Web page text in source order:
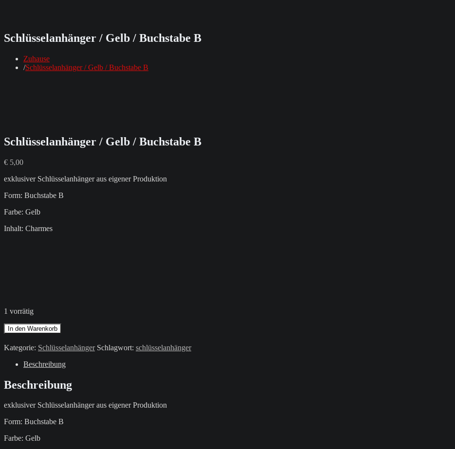
Schlüsselanhänger / Gelb / Buchstabe B
Zuhause
Schlüsselanhänger / Gelb / Buchstabe B
Schlüsselanhänger / Gelb / Buchstabe B
€ 5,00
exklusiver Schlüsselanhänger aus eigener Produktion
Form: Buchstabe B
Farbe: Gelb
Inhalt: Charmes
1 vorrätig
Schlüsselanhänger
/
Gelb
Buchstabe
Menge
In den Warenkorb
Kategorie: Schlüsselanhänger Schlagwort: schlüsselanhänger
Beschreibung
Beschreibung
exklusiver Schlüsselanhänger aus eigener Produktion
Form: Buchstabe B
Farbe: Gelb